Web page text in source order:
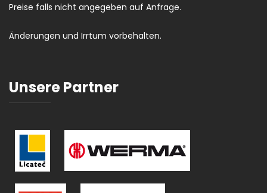
Preise falls nicht angegeben auf Anfrage.
Änderungen und Irrtum vorbehalten.
Unsere Partner